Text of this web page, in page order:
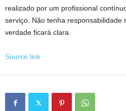
realizado por um profissional
serviço. Não tenha responsabilidade
verdade ficará clara.
Source link